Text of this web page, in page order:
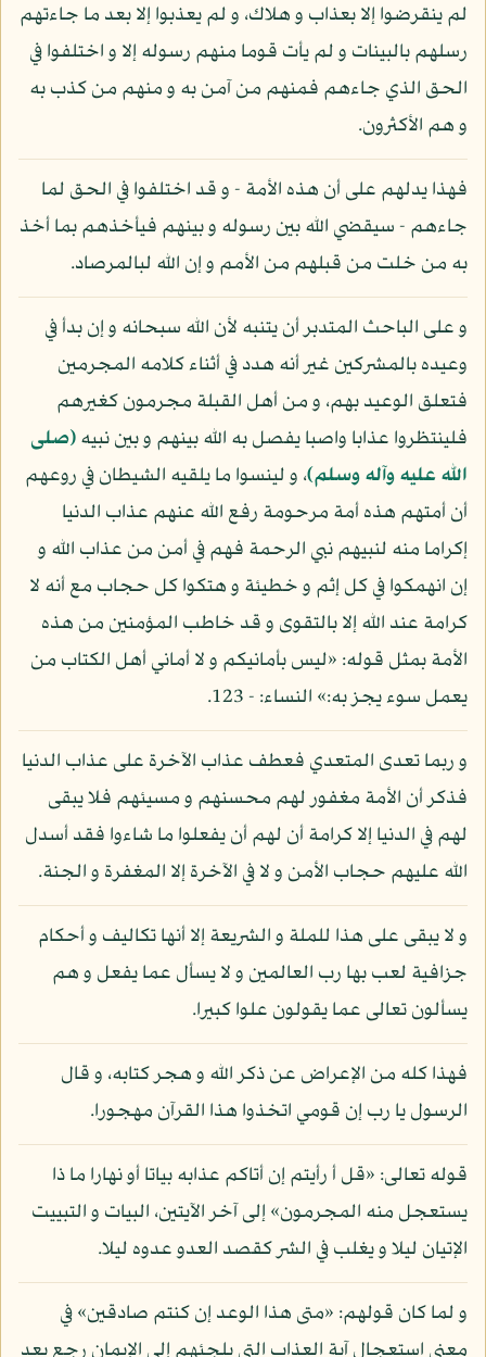
لم ينقرضوا إلا بعذاب و هلاك، و لم يعذبوا إلا بعد ما جاءتهم
رسلهم بالبينات و لم يأت قوما منهم رسوله إلا و اختلفوا في
الحق الذي جاءهم فمنهم من آمن به و منهم من كذب به
و هم الأكثرون.
فهذا يدلهم على أن هذه الأمة - و قد اختلفوا في الحق لما
جاءهم - سيقضي الله بين رسوله و بينهم فيأخذهم بما أخذ
به من خلت من قبلهم من الأمم و إن الله لبالمرصاد.
و على الباحث المتدبر أن يتنبه لأن الله سبحانه و إن بدأ في
وعيده بالمشركين غير أنه هدد في أثناء كلامه المجرمين
فتعلق الوعيد بهم، و من أهل القبلة مجرمون كغيرهم
فلينتظروا عذابا واصبا يفصل به الله بينهم و بين نبيه(صلى
الله عليه وآله وسلم)، و لينسوا ما يلقيه الشيطان في روعهم
أن أمتهم هذه أمة مرحومة رفع الله عنهم عذاب الدنيا
إكراما منه لنبيهم نبي الرحمة فهم في أمن من عذاب الله و
إن انهمكوا في كل إثم و خطيئة و هتكوا كل حجاب مع أنه لا
كرامة عند الله إلا بالتقوى و قد خاطب المؤمنين من هذه
الأمة بمثل قوله: «ليس بأمانيكم و لا أماني أهل الكتاب من
يعمل سوء يجز به:» النساء: - 123.
و ربما تعدى المتعدي فعطف عذاب الآخرة على عذاب الدنيا
فذكر أن الأمة مغفور لهم محسنهم و مسيئهم فلا يبقى
لهم في الدنيا إلا كرامة أن لهم أن يفعلوا ما شاءوا فقد أسدل
الله عليهم حجاب الأمن و لا في الآخرة إلا المغفرة و الجنة.
و لا يبقى على هذا للملة و الشريعة إلا أنها تكاليف و أحكام
جزافية لعب بها رب العالمين و لا يسأل عما يفعل و هم
يسألون تعالى عما يقولون علوا كبيرا.
فهذا كله من الإعراض عن ذكر الله و هجر كتابه، و قال
الرسول يا رب إن قومي اتخذوا هذا القرآن مهجورا.
قوله تعالى: «قل أ رأيتم إن أتاكم عذابه بياتا أو نهارا ما ذا
يستعجل منه المجرمون» إلى آخر الآيتين، البيات و التبييت
الإتيان ليلا و يغلب في الشر كقصد العدو عدوه ليلا.
و لما كان قولهم: «متى هذا الوعد إن كنتم صادقين» في
معنى استعجال آية العذاب التي يلجئهم إلى الإيمان رجع بعد